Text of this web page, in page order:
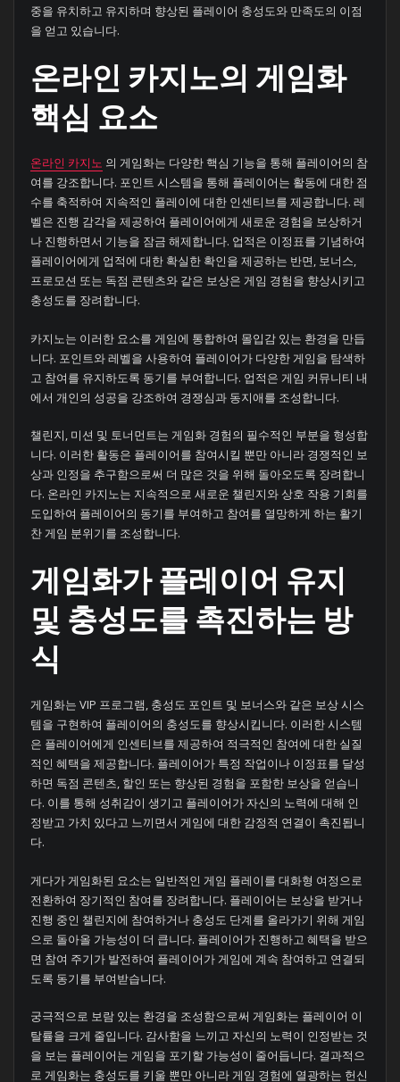
중을 유치하고 유지하며 향상된 플레이어 충성도와 만족도의 이점
을 얻고 있습니다.
온라인 카지노의 게임화
핵심 요소
온라인 카지노 의 게임화는 다양한 핵심 기능을 통해 플레이어의 참
여를 강조합니다. 포인트 시스템을 통해 플레이어는 활동에 대한 점
수를 축적하여 지속적인 플레이에 대한 인센티브를 제공합니다. 레
벨은 진행 감각을 제공하여 플레이어에게 새로운 경험을 보상하거
나 진행하면서 기능을 잠금 해제합니다. 업적은 이정표를 기념하여
플레이어에게 업적에 대한 확실한 확인을 제공하는 반면, 보너스,
프로모션 또는 독점 콘텐츠와 같은 보상은 게임 경험을 향상시키고
충성도를 장려합니다.
카지노는 이러한 요소를 게임에 통합하여 몰입감 있는 환경을 만듭
니다. 포인트와 레벨을 사용하여 플레이어가 다양한 게임을 탐색하
고 참여를 유지하도록 동기를 부여합니다. 업적은 게임 커뮤니티 내
에서 개인의 성공을 강조하여 경쟁심과 동지애를 조성합니다.
챌린지, 미션 및 토너먼트는 게임화 경험의 필수적인 부분을 형성합
니다. 이러한 활동은 플레이어를 참여시킬 뿐만 아니라 경쟁적인 보
상과 인정을 추구함으로써 더 많은 것을 위해 돌아오도록 장려합니
다. 온라인 카지노는 지속적으로 새로운 챌린지와 상호 작용 기회를
도입하여 플레이어의 동기를 부여하고 참여를 열망하게 하는 활기
찬 게임 분위기를 조성합니다.
게임화가 플레이어 유지
및 충성도를 촉진하는 방
식
게임화는 VIP 프로그램, 충성도 포인트 및 보너스와 같은 보상 시스
템을 구현하여 플레이어의 충성도를 향상시킵니다. 이러한 시스템
은 플레이어에게 인센티브를 제공하여 적극적인 참여에 대한 실질
적인 혜택을 제공합니다. 플레이어가 특정 작업이나 이정표를 달성
하면 독점 콘텐츠, 할인 또는 향상된 경험을 포함한 보상을 얻습니
다. 이를 통해 성취감이 생기고 플레이어가 자신의 노력에 대해 인
정받고 가치 있다고 느끼면서 게임에 대한 감정적 연결이 촉진됩니
다.
게다가 게임화된 요소는 일반적인 게임 플레이를 대화형 여정으로
전환하여 장기적인 참여를 장려합니다. 플레이어는 보상을 받거나
진행 중인 챌린지에 참여하거나 충성도 단계를 올라가기 위해 게임
으로 돌아올 가능성이 더 큽니다. 플레이어가 진행하고 혜택을 받으
면 참여 주기가 발전하여 플레이어가 게임에 계속 참여하고 연결되
도록 동기를 부여받습니다.
궁극적으로 보람 있는 환경을 조성함으로써 게임화는 플레이어 이
탈률을 크게 줄입니다. 감사함을 느끼고 자신의 노력이 인정받는 것
을 보는 플레이어는 게임을 포기할 가능성이 줄어듭니다. 결과적으
로 게임화는 충성도를 키울 뿐만 아니라 게임 경험에 열광하는 헌신